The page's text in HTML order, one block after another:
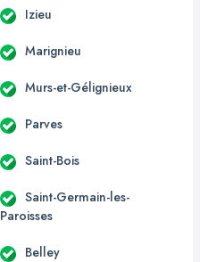
Izieu
Marignieu
Murs-et-Gélignieux
Parves
Saint-Bois
Saint-Germain-les-
Paroisses
Belley